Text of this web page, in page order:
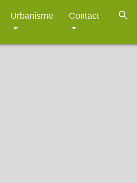
Urbanisme Contact search